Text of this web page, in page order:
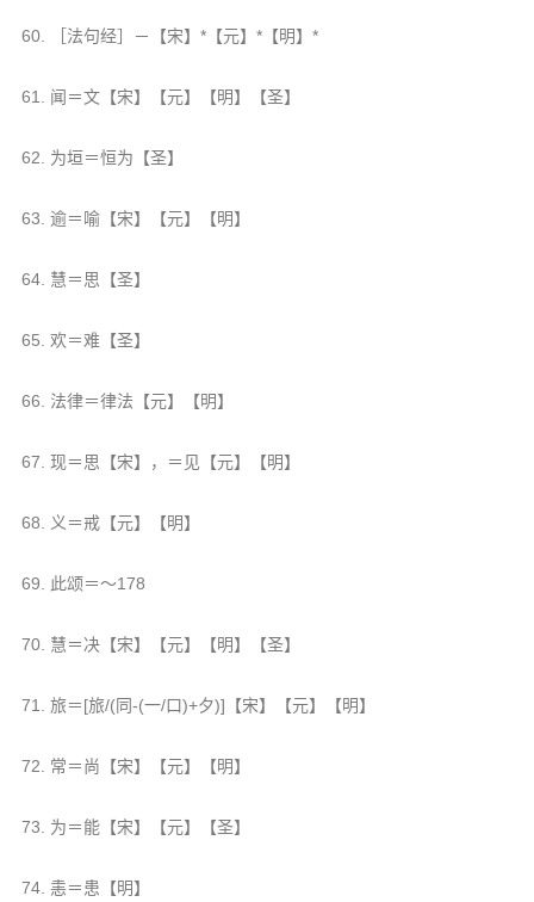
60. ［法句经］－【宋】*【元】*【明】*
61. 闻＝文【宋】【元】【明】【圣】
62. 为垣＝恒为【圣】
63. 逾＝喻【宋】【元】【明】
64. 慧＝思【圣】
65. 欢＝难【圣】
66. 法律＝律法【元】【明】
67. 现＝思【宋】，＝见【元】【明】
68. 义＝戒【元】【明】
69. 此颂＝～178
70. 慧＝决【宋】【元】【明】【圣】
71. 旅＝[旅/(同-(一/口)+夕)]【宋】【元】【明】
72. 常＝尚【宋】【元】【明】
73. 为＝能【宋】【元】【圣】
74. 恚＝患【明】